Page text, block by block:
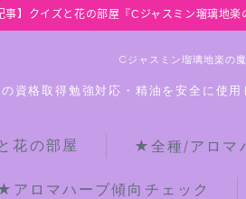
事】クイズと花の部屋『Cジャスミン瑠璃地
Cジャスミン瑠璃地楽の
資格取得勉強対応・精油を安全に使
花の部屋 ★全種/アロマ
アロマハーブ傾向チェック